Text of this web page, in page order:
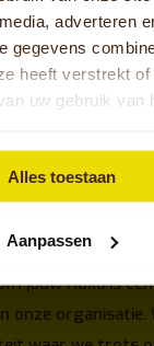
adverteren
gegevens
heeft verstrekt
uw gebruik van
Alles toestaan
Aanpassen
jouw Huka is
onze organisatie.